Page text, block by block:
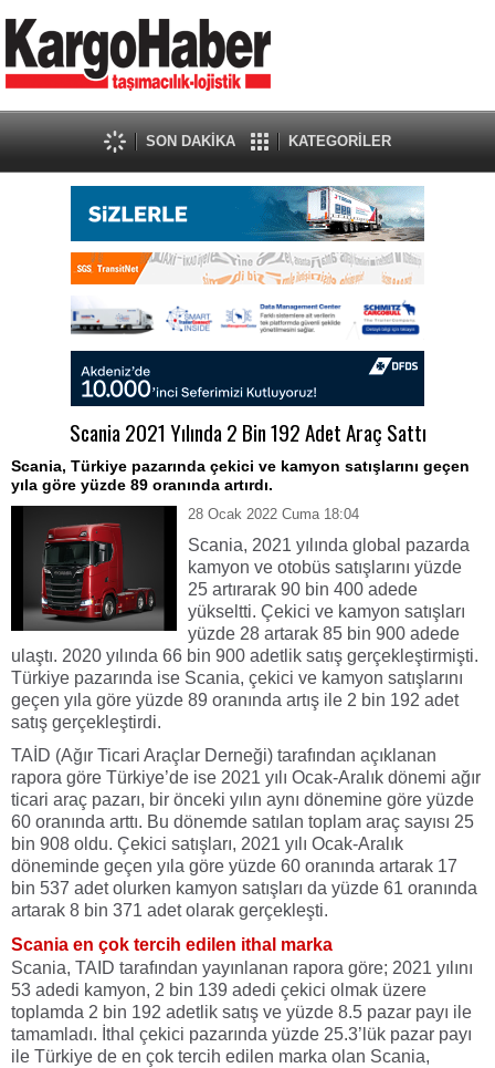
SON DAKİKA KATEGORİLER
Scania 2021 Yılında 2 Bin 192 Adet Araç Sattı
Scania, Türkiye pazarında çekici ve kamyon satışlarını geçen
yıla göre yüzde 89 oranında artırdı.
28 Ocak 2022 Cuma 18:04
Scania, 2021 yılında global pazarda
kamyon ve otobüs satışlarını yüzde
25 artırarak 90 bin 400 adede
yükseltti. Çekici ve kamyon satışları
yüzde 28 artarak 85 bin 900 adede
ulaştı. 2020 yılında 66 bin 900 adetlik satış gerçekleştirmişti.
Türkiye pazarında ise Scania, çekici ve kamyon satışlarını
geçen yıla göre yüzde 89 oranında artış ile 2 bin 192 adet
satış gerçekleştirdi.
TAİD (Ağır Ticari Araçlar Derneği) tarafından açıklanan
rapora göre Türkiye’de ise 2021 yılı Ocak-Aralık dönemi ağır
ticari araç pazarı, bir önceki yılın aynı dönemine göre yüzde
60 oranında arttı. Bu dönemde satılan toplam araç sayısı 25
bin 908 oldu. Çekici satışları, 2021 yılı Ocak-Aralık
döneminde geçen yıla göre yüzde 60 oranında artarak 17
bin 537 adet olurken kamyon satışları da yüzde 61 oranında
artarak 8 bin 371 adet olarak gerçekleşti.
Scania en çok tercih edilen ithal marka
Scania, TAID tarafından yayınlanan rapora göre; 2021 yılını
53 adedi kamyon, 2 bin 139 adedi çekici olmak üzere
toplamda 2 bin 192 adetlik satış ve yüzde 8.5 pazar payı ile
tamamladı. İthal çekici pazarında yüzde 25.3’lük pazar payı
ile Türkiye de en çok tercih edilen marka olan Scania,